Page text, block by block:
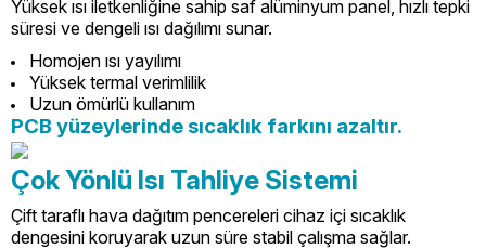
Yüksek ısı iletkenliğine sahip saf alüminyum panel, hızlı tepki
süresi ve dengeli ısı dağılımı sunar.
Homojen ısı yayılımı
Yüksek termal verimlilik
Uzun ömürlü kullanım
PCB yüzeylerinde sıcaklık farkını azaltır.
Çok Yönlü Isı Tahliye Sistemi
Çift taraflı hava dağıtım pencereleri cihaz içi sıcaklık
dengesini koruyarak uzun süre stabil çalışma sağlar.